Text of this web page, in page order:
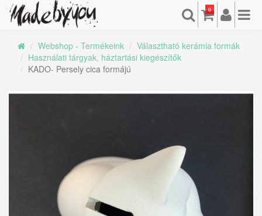
0
Webshop - Termékeink
Választható kerámia formák
Használati tárgyak, háztartási kiegészítők
KADO- Persely cica formájú